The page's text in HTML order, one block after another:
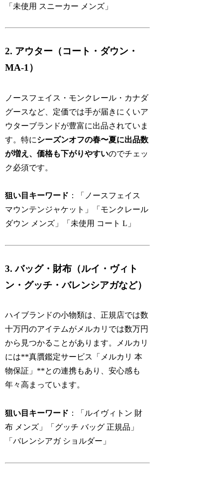
「未使用 スニーカー メンズ」
2. アウター（コート・ダウン・
MA-1）
ノースフェイス・モンクレール・カナダ
グースなど、定価では手が届きにくいア
ウターブランドが豊富に出品されていま
す。特にシーズンオフの春〜夏に出品数
が増え、価格も下がりやすいのでチェッ
ク必須です。
狙い目キーワード ：「ノースフェイス
マウンテンジャケット」「モンクレール
ダウン メンズ」「未使用 コート L」
3. バッグ・財布（ルイ・ヴィト
ン・グッチ・バレンシアガなど）
ハイブランドの小物類は、正規店では数
十万円のアイテムがメルカリでは数万円
から見つかることがあります。メルカリ
には**真贋鑑定サービス「メルカリ 本
物保証」**との連携もあり、安心感も
年々高まっています。
狙い目キーワード ：「ルイヴィトン 財
布 メンズ」「グッチ バッグ 正規品」
「バレンシアガ ショルダー」